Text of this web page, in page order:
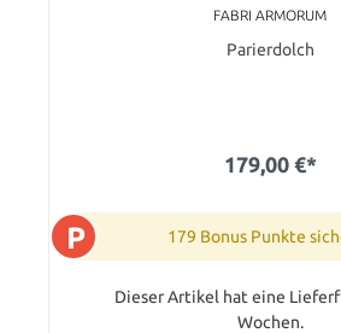
FABRI ARMORUM
Parierdolch
179,00 €*
P 179 Bonus Punkte
Dieser Artikel hat eine
Wochen.